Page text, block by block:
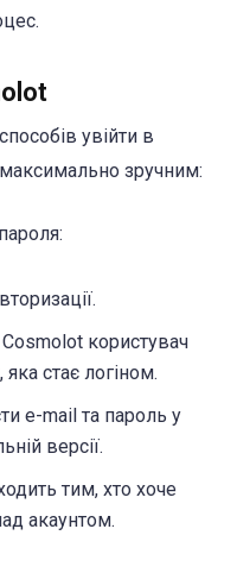
увійти в
зручним:
Cosmolot користувач
стає логіном.
e-mail та пароль у
версії.
тим, хто хоче
акаунтом.